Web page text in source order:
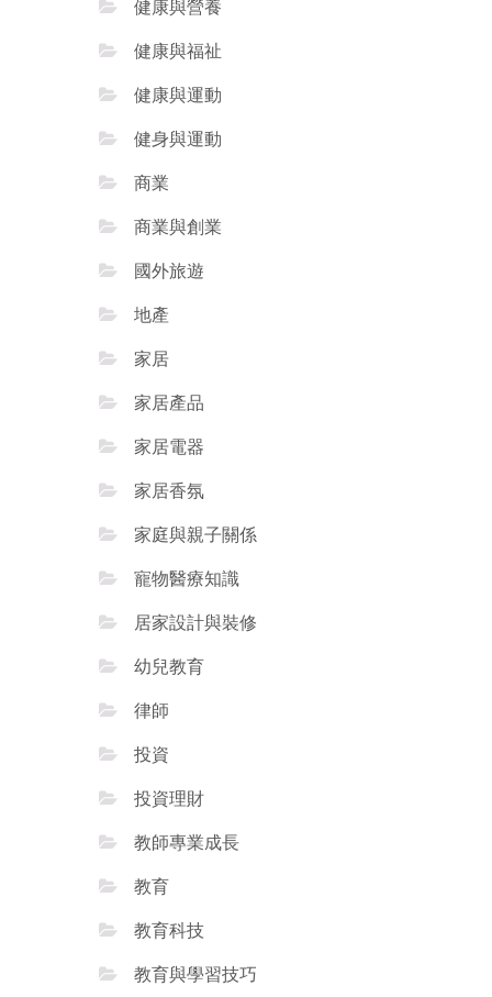
健康與營養
健康與福祉
健康與運動
健身與運動
商業
商業與創業
國外旅遊
地產
家居
家居產品
家居電器
家居香氛
家庭與親子關係
寵物醫療知識
居家設計與裝修
幼兒教育
律師
投資
投資理財
教師專業成長
教育
教育科技
教育與學習技巧